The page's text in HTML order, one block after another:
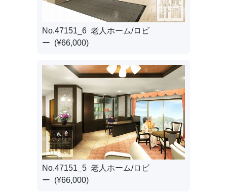
No.47151_6 老人ホーム/ロビ
ー (¥66,000)
No.47151_5 老人ホーム/ロビ
ー (¥66,000)